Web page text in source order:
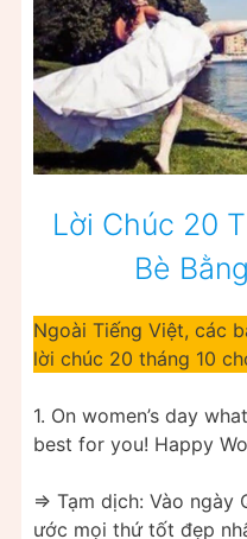
Lời Chúc 20
Bè
Ngoài Tiếng Việt, các
lời chúc 20 tháng 10
1. On women’s day
best for you! Happy
=> Tạm dịch: Vào
ước mọi thứ tốt đẹp